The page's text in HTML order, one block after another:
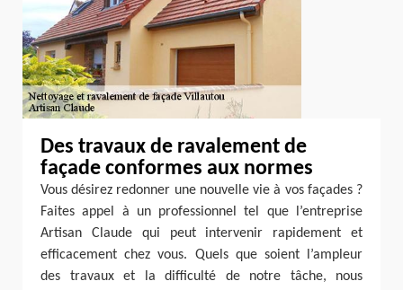
Des travaux de ravalement de
façade conformes aux normes
Vous désirez redonner une nouvelle vie à vos façades ?
Faites appel à un professionnel tel que l’entreprise
Artisan Claude qui peut intervenir rapidement et
efficacement chez vous. Quels que soient l’ampleur
des travaux et la difficulté de notre tâche, nous